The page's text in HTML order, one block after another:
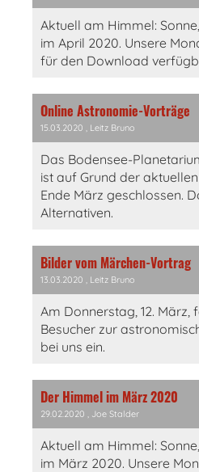
Aktuell am Himmel:
im April 2020. Unsere
für den Download
Online Astronomie-Vorträge
15.03.2020 , Leitz Bruno
Das Bodensee-
ist auf Grund der
Ende März geschlossen.
Alternativen.
Bilder vom Märchen-Vortrag
13.03.2020 , Leitz Bruno
Am Donnerstag, 12. März,
Besucher zur
bei uns ein.
Der Himmel im März 2020
29.02.2020 , Joe Stalder
Aktuell am Himmel:
im März 2020. Unsere